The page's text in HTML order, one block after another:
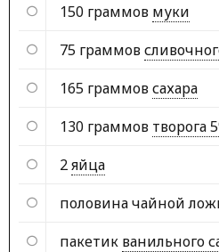
150 граммов муки
75 граммов
165 граммовсахара
130 граммов творога
2яйца
половина чайной
пакетик ванильного